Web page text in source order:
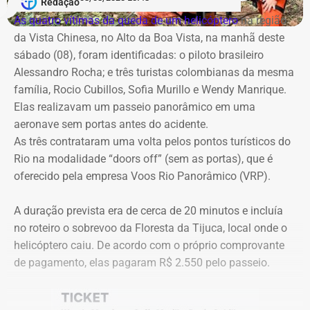
cautelar para suspender a licitação. O próprio secretário
Valber Rodrigues Januário, que assina o novo aditivo de
R$ 16,9 milhões publicado esta semana, foi notificado a
apresentar defesa no processo do TCE.
Diferença de processos
Vale ressaltar que, diferentemente da Concorrência nº
041/2025 que foi objeto de determinação de anulação
pelo TCE, o aditivo recém-publicado é referente a um
procedimento licitatório anterior: a Concorrência SRP nº
036/2022.
Ainda que se trate de licitações distintas, a manutenção
Geo Ambiental Empreendimentos LTDA ocorrem
com a Band Rio, a BandNews FM Rio e as plataformas
digitais do grupo, acompanhando desde os momentos
que antecedem o debate até a transmissão ao vivo.
Com tradição na realização de debates eleitorais, a Band
promove o encontro como um espaço para o confronto
de ideias e para que os eleitores conheçam as propostas
dos candidatos. A mediação será da jornalista Adriana
Araújo.
Como vai ser o debate
O formato do debate consiste em três blocos de
perguntas e respostas, confrontos diretos entre os
participantes e espaço para considerações finais.
A ordem das perguntas será definida por sorteio, e o
As quatro vítimas da queda de um helicópterona região
da Vista Chinesa, no Alto da Boa Vista, na manhã deste
sábado (08), foram identificadas: o piloto brasileiro
Alessandro Rocha; e três turistas colombianas da mesma
família, Rocio Cubillos, Sofia Murillo e Wendy Manrique.
Elas realizavam um passeio panorâmico em uma
aeronave sem portas antes do acidente.
As três contrataram uma volta pelos pontos turísticos do
Rio na modalidade “doors off” (sem as portas), que é
oferecido pela empresa Voos Rio Panorâmico (VRP).
A duração prevista era de cerca de 20 minutos e incluía
no roteiro o sobrevoo da Floresta da Tijuca, local onde o
helicóptero caiu. De acordo com o próprio comprovante
de pagamento, elas pagaram R$ 2.550 pelo passeio.